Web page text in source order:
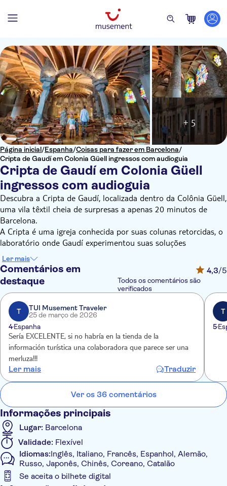
Página inicial/Espanha/Coisas para fazer em Barcelona/
Cripta de Gaudí em Colonia Güell ingressos com audioguia
Cripta de Gaudí em Colonia Güell
ingressos com audioguia
+ 5
Descubra a Cripta de Gaudí, localizada dentro da Colônia Güell,
uma vila têxtil cheia de surpresas a apenas 20 minutos de
Barcelona.
A Cripta é uma igreja conhecida por suas colunas retorcidas, o
laboratório onde Gaudí experimentou suas soluções
arquitetônicas antes de construir a Sagrada Família. Foi
declarada Patrimônio Mundial pela UNESCO em 2005.
A Colônia Güell também oferece aos visitantes a oportunidade
de explorar suas ruas enquanto admiram os edifícios art
nouveau ou modernistas mais importantes da vida da cidade,
que são de grande interesse arquitetônico.
Não deixe de visitar o Centro de Interpretação dentro da antiga
cooperativa de trabalhadores. O centro possui uma exposição
permanente que oferece as chaves para a compreensão da vila
como um todo e da igreja em particular. Há também diversas
maquetes de como a igreja teria sido se as obras tivessem sido
concluídas.
Ler mais
Comentários em
destaque
4,3/5
Todos os comentários são
verificados
T
TUI Musement Traveler
25 de março de 2026
4Espanha
Sería EXCELENTE, si no habría en la tienda de la
información turística una colaboradora que parece ser una
merluza!!!
Ler mais Traduzir
T
5
Ver os 36 comentários
Informações principais
Lugar: Barcelona
Validade: Flexível
Idiomas:Inglês, Italiano, Francês, Espanhol, Alemão,
Russo, Japonês, Chinês, Coreano, Catalão
Se aceita o bilhete digital